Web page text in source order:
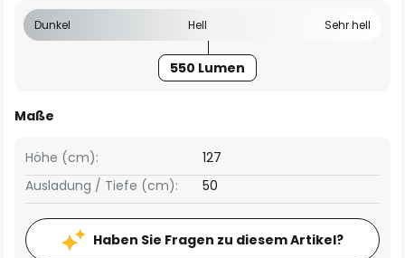
Dunkel Hell Sehr hell
550 Lumen
Maße
Höhe (cm):
127
Ausladung / Tiefe (cm):
50
Haben Sie Fragen zu diesem Artikel?